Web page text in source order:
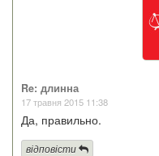
Re: длинна
17 травня 2015 11:38
Да, правильно.
відповісти